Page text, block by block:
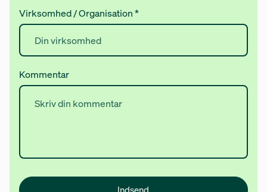
Virksomhed / Organisation*
Kommentar